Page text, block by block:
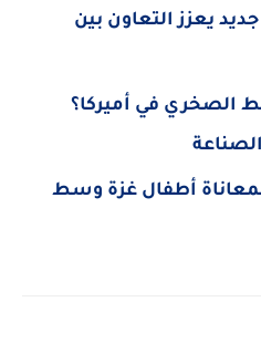
يعزز التعاون بين
الصخري في أميركا؟
أطفال غزة وسط